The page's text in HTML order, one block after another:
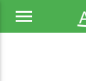
menu